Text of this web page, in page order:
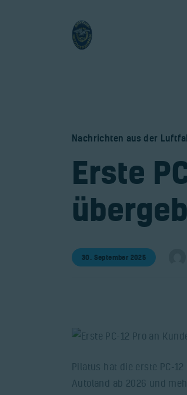
Nachrichten aus der
​Erste
30. September 2025
Pilatus hat die erste PC-
Autoland ab 2026 und